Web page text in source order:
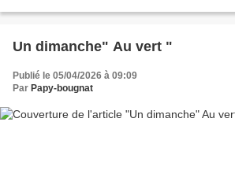
Un dimanche" Au vert "
Publié le 05/04/2026 à 09:09
Par Papy-bougnat